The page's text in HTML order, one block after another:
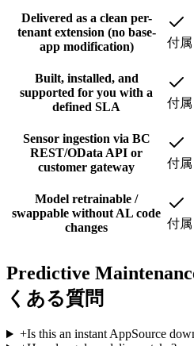
Delivered as a clean per-
tenant extension (no base-
app modification)
付属
Built, installed, and
supported for you with a
defined SLA
付属
Sensor ingestion via BC
REST/OData API or
customer gateway
付属
Model retrainable /
swappable without AL code
changes
付属
Predictive
くある質問
+Is this an instant AppSource